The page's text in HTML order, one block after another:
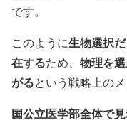
です。
このように生物選択
在するため、 物理を
がるという戦略上の
国公立医学部全体で